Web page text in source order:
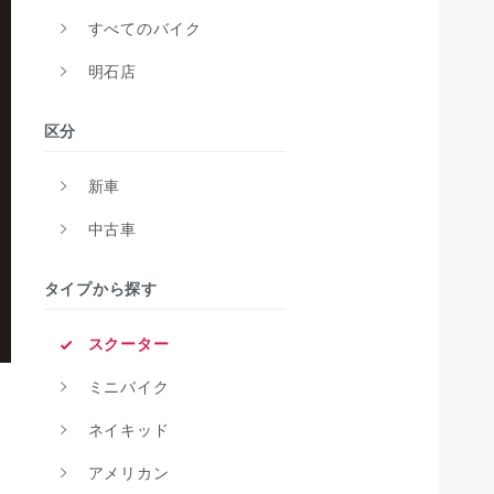
すべてのバイク
明石店
区分
新車
中古車
タイプから探す
スクーター
ミニバイク
ネイキッド
アメリカン